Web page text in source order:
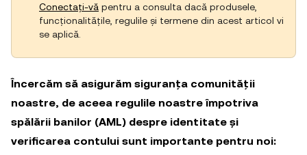
Conectați-vă pentru a consulta dacă produsele,
funcționalitățile, regulile și termene din acest articol vi
se aplică.
Încercăm să asigurăm siguranța comunității
noastre, de aceea regulile noastre împotriva
spălării banilor (AML) despre identitate și
verificarea contului sunt importante pentru noi: